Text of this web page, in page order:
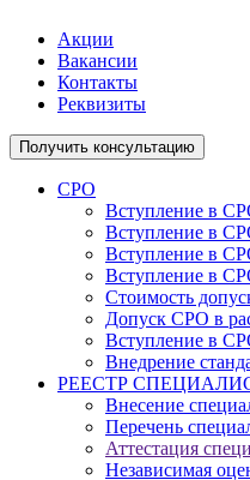
Акции
Вакансии
Контакты
Реквизиты
Получить консультацию
СРО
Вступление в
Вступление в
Вступление в
Вступление в
Стоимость
Допуск СРО в
Вступление в
Внедрение
РЕЕСТР
Внесение
Перечень
Аттестация
Независимая